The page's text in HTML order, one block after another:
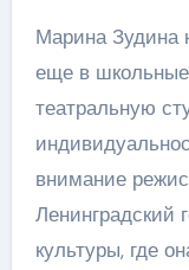
Марина Зудина
еще в школьные
театральную
внимание
Ленинградский
культуры, где